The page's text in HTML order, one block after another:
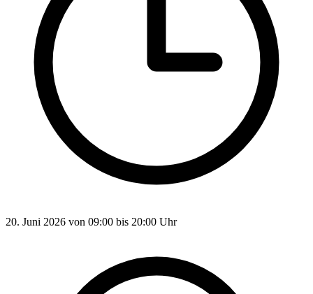
20. Juni 2026 von 09:00 bis 20:00 Uhr